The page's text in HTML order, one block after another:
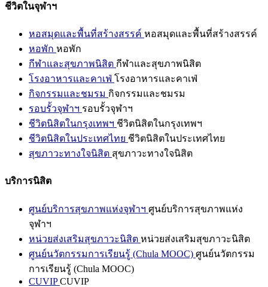
ชีวิตในจุฬาฯ
หอสมุดและพื้นที่สร้างสรรค์ หอสมุดและพื้นที่สร้างสรรค์
หอพัก หอพัก
กีฬาและสุขภาพนิสิต กีฬาและสุขภาพนิสิต
โรงอาหารและคาเฟ่ โรงอาหารและคาเฟ่
กิจกรรมและชมรม กิจกรรมและชมรม
รอบรั้วจุฬาฯ รอบรั้วจุฬาฯ
ชีวิตนิสิตในกรุงเทพฯ ชีวิตนิสิตในกรุงเทพฯ
ชีวิตนิสิตในประเทศไทย ชีวิตนิสิตในประเทศไทย
สุขภาวะทางใจนิสิต สุขภาวะทางใจนิสิต
บริการนิสิต
ศูนย์บริการสุขภาพแห่งจุฬาฯ ศูนย์บริการสุขภาพแห่ง
จุฬาฯ
หน่วยส่งเสริมสุขภาวะนิสิต หน่วยส่งเสริมสุขภาวะนิสิต
ศูนย์นวัตกรรมการเรียนรู้ (Chula MOOC) ศูนย์นวัตกรรม
การเรียนรู้ (Chula MOOC)
CUVIPCUVIP